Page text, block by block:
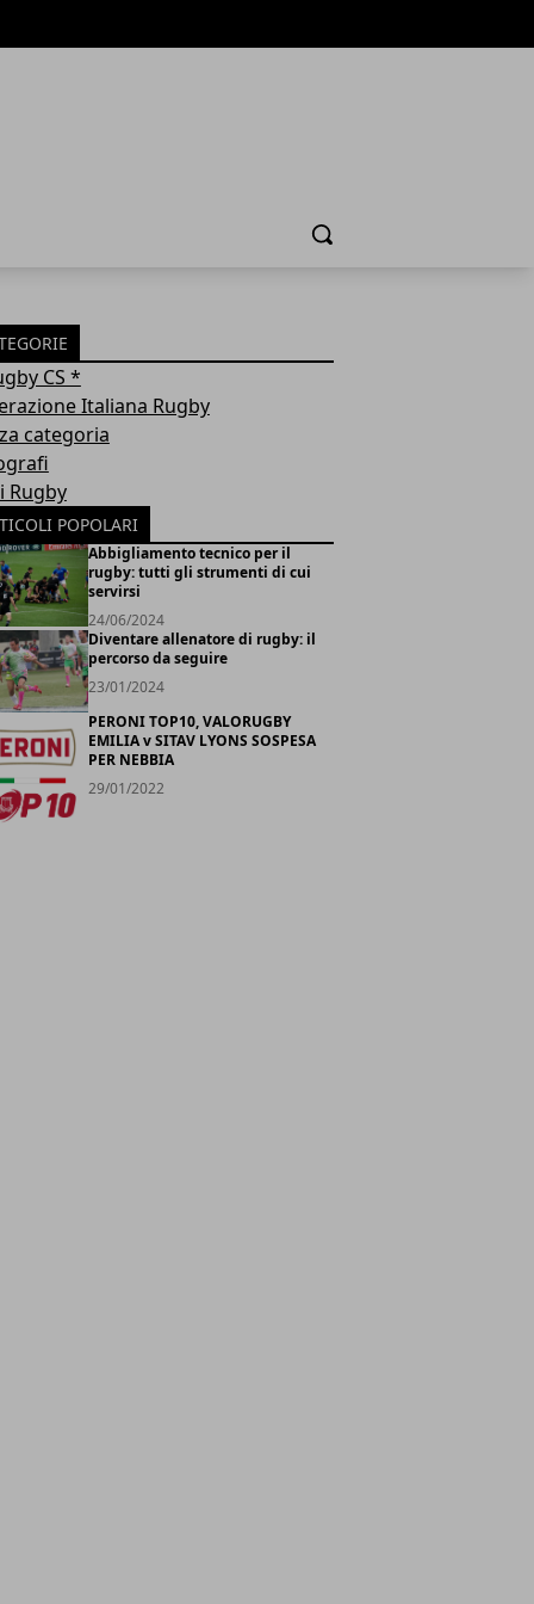
Cerca
CS *
Italiana Rugby
categoria
Rugby
POPOLARI
Abbigliamento tecnico per il
rugby: tutti gli strumenti di cui
servirsi
24/06/2024
Diventare allenatore di rugby: il
percorso da seguire
23/01/2024
PERONI TOP10, VALORUGBY
EMILIA v SITAV LYONS SOSPESA
PER NEBBIA
29/01/2022